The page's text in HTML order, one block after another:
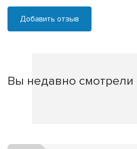
Добавить отзыв
Вы недавно смотрели